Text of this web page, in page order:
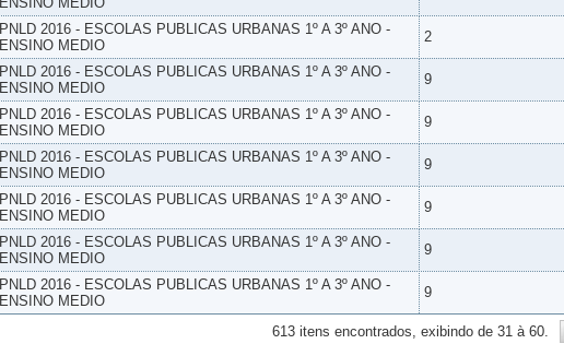
PNLD 2016 - ESCOLAS PUBLICAS URBANAS 1º A 3º ANO -
ENSINO MEDIO
2
PNLD 2016 - ESCOLAS PUBLICAS URBANAS 1º A 3º ANO -
ENSINO MEDIO
9
PNLD 2016 - ESCOLAS PUBLICAS URBANAS 1º A 3º ANO -
ENSINO MEDIO
9
PNLD 2016 - ESCOLAS PUBLICAS URBANAS 1º A 3º ANO -
ENSINO MEDIO
9
PNLD 2016 - ESCOLAS PUBLICAS URBANAS 1º A 3º ANO -
ENSINO MEDIO
9
PNLD 2016 - ESCOLAS PUBLICAS URBANAS 1º A 3º ANO -
ENSINO MEDIO
9
PNLD 2016 - ESCOLAS PUBLICAS URBANAS 1º A 3º ANO -
ENSINO MEDIO
9
613 itens encontrados, exibindo de 31 à 60.